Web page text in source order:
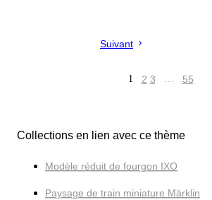
Suivant
1 2 3 … 55
Collections en lien avec ce thème
Modèle réduit de fourgon IXO
Paysage de train miniature Märklin